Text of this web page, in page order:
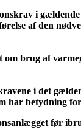
i
af den
brug af
i det
har betydning
før